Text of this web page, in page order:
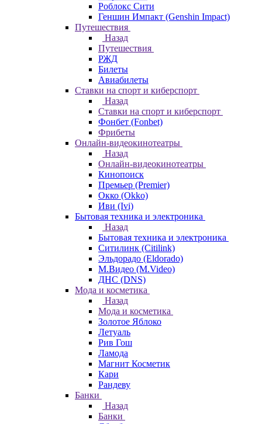
Роблокс Сити
Геншин Импакт (Genshin Impact)
Путешествия
Назад
Путешествия
РЖД
Билеты
Авиабилеты
Ставки на спорт и киберспорт
Назад
Ставки на спорт и киберспорт
Фонбет (Fonbet)
Фрибеты
Онлайн-видеокинотеатры
Назад
Онлайн-видеокинотеатры
Кинопоиск
Премьер (Premier)
Окко (Okko)
Иви (Ivi)
Бытовая техника и электроника
Назад
Бытовая техника и электроника
Ситилинк (Citilink)
Эльдорадо (Eldorado)
М.Видео (M.Video)
ДНС (DNS)
Мода и косметика
Назад
Мода и косметика
Золотое Яблоко
Летуаль
Рив Гош
Ламода
Магнит Косметик
Кари
Рандеву
Банки
Назад
Банки